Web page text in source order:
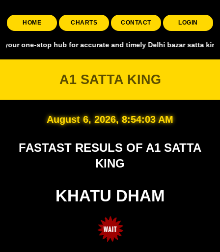
HOME CHARTS CONTACT LOGIN
stop hub for accurate and timely Delhi bazar satta king,
A1 SATTA KING
August 6, 2026, 8:54:03 AM
FASTAST RESULS OF A1 SATTA
KING
KHATU DHAM